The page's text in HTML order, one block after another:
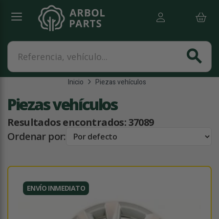
Referencia, vehículo...
search
Inicio Piezas vehículos
Piezas vehículos
Resultados encontrados:37089
Ordenar por:
ENVÍO INMEDIATO